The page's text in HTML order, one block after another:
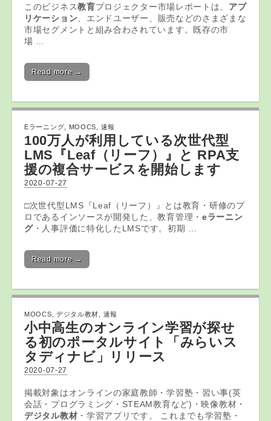
このビジネス教育プロジェクター市場レポートは、 アプ
リケーション 、エンドユーザー、販売などのさまざまな
市場セグメントと組み合わされています。既存の市
場 …
Read more →
Eラーニング MOOCS 速報
100万人が利用している次世代型
LMS『Leaf（リーフ）』と RPA支
援の複合サービスを開始します
2020-07-27
□次世代型LMS『Leaf（リーフ）』とは教育・研修のプ
ロであるインソースが開発した、教育管理・ eラーニン
グ・人事評価に特化したLMSです。初期 …
Read more →
MOOCS デジタル教材 速報
小中高生のオンライン学習が探せ
る初のポータルサイト「みらいス
タディナビ」リリース
2020-07-27
掲載対象はオンラインの家庭教師・学習塾・習い事(英
会話・プログラミング・STEAM教育など)・映像教材・
デジタル教材 ・学習アプリです。 これまでも学習塾・